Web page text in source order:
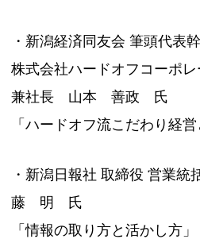
・新潟経済同友会 筆頭代表
株式会社ハードオフコーポ
兼社長 山本 善政 氏
「ハードオフ流こだわり経営
・新潟日報社 取締役 営業
藤 明 氏
「情報の取り方と活かし方」